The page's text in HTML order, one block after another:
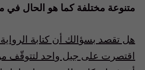
متنوعة مختلفة كما هو الحال في
هل تقصد بسؤالك أن كتابة
اقتصرت على جيل واحد لتتوقّف